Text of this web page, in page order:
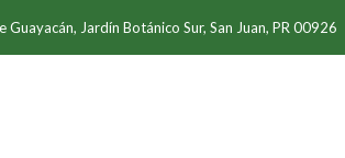
Guayacán, Jardín Botánico Sur, San Juan, PR 00926